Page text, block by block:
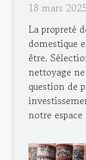
18 mars
La propreté
domestique
être.
nettoyage
question de
notre